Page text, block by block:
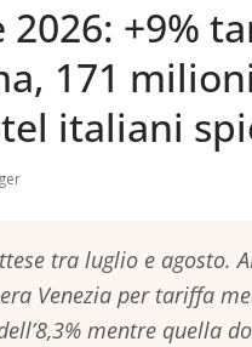
+9%
171
italiani
tra luglio e agosto.
Venezia per tariffa
mentre quella